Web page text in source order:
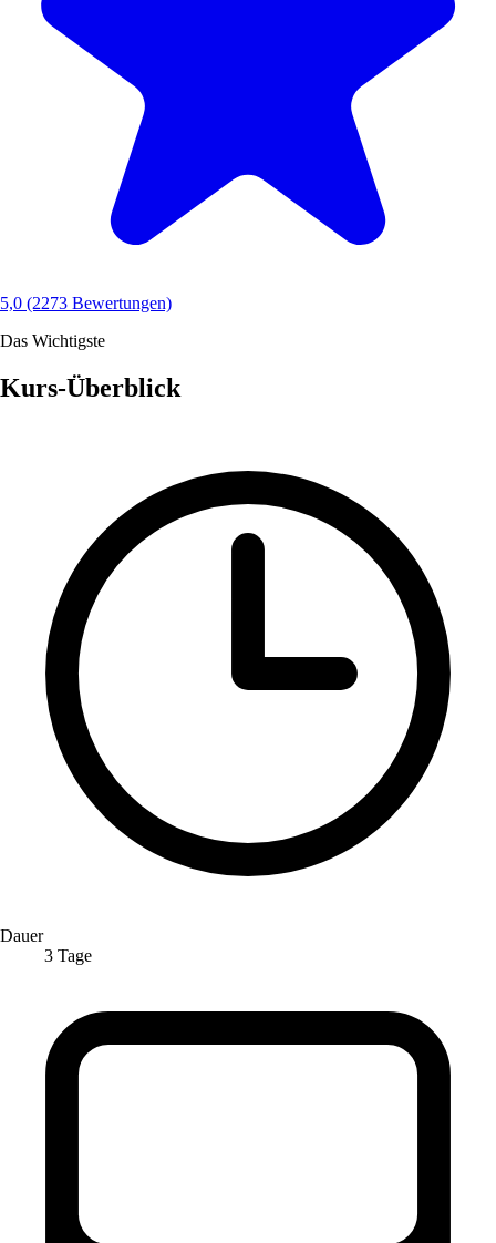
5,0 (2273 Bewertungen)
Das Wichtigste
Kurs-Überblick
Dauer
3 Tage